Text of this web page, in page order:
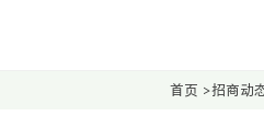
首页 >招商动